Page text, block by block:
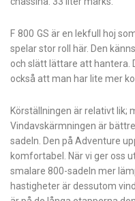
F 800 GS är en lekfull hoj
spelar stor roll här. Den
och slätt lättare att
också att man har lite mer
Körställningen är relativt lik;
Vindavskärmningen är
sadeln. Den på Adventure
komfortabel. När vi ger oss
smalare 800-sadeln mer
hastigheter är dessutom